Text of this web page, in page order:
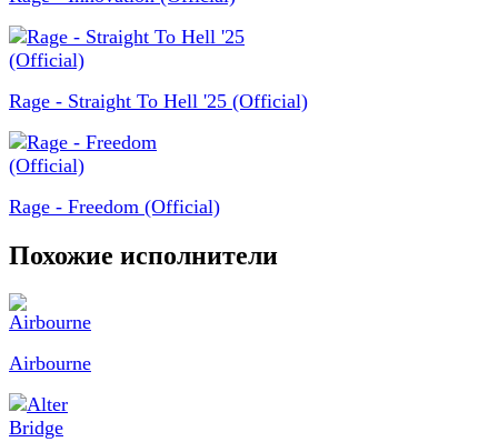
Rage - Straight To Hell '25 (Official)
Rage - Freedom (Official)
Похожие исполнители
Airbourne